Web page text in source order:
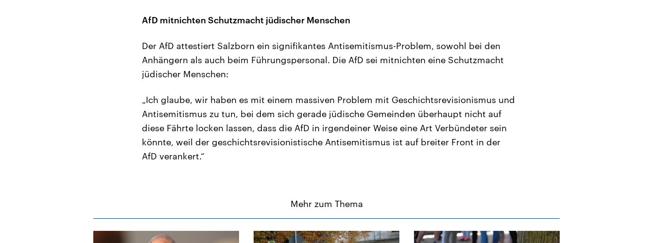
AfD mitnichten Schutzmacht jüdischer Menschen
Der AfD attestiert Salzborn ein signifikantes Antisemitismus-Problem, sowohl bei den
Anhängern als auch beim Führungspersonal. Die AfD sei mitnichten eine Schutzmacht
jüdischer Menschen:
„Ich glaube, wir haben es mit einem massiven Problem mit Geschichtsrevisionismus und
Antisemitismus zu tun, bei dem sich gerade jüdische Gemeinden überhaupt nicht auf
diese Fährte locken lassen, dass die AfD in irgendeiner Weise eine Art Verbündeter sein
könnte, weil der geschichtsrevisionistische Antisemitismus ist auf breiter Front in der
AfD verankert.“
Mehr zum Thema